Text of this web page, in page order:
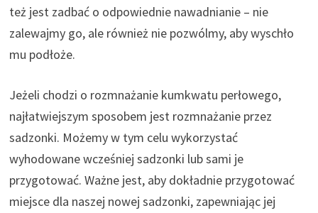
też jest zadbać o odpowiednie nawadnianie – nie
zalewajmy go, ale również nie pozwólmy, aby wyschło
mu podłoże.
Jeżeli chodzi o rozmnażanie kumkwatu perłowego,
najłatwiejszym sposobem jest rozmnażanie przez
sadzonki. Możemy w tym celu wykorzystać
wyhodowane wcześniej sadzonki lub sami je
przygotować. Ważne jest, aby dokładnie przygotować
miejsce dla naszej nowej sadzonki, zapewniając jej